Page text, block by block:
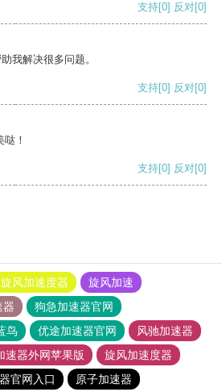
支持[0] 反对[0]
我解决很多问题。
支持[0] 反对[0]
！
支持[0] 反对[0]
旋风加速度器
旋风加速
器
狗急加速器官网
鸟 优途加速器官网
风驰加速器
速器外网苹果版
旋风加速度器
官网入口 原子加速器